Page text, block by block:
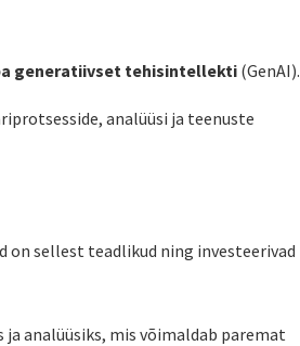
generatiivset tehisintellekti(GenAI).
analüüsi ja teenuste
on sellest teadlikud ning investeerivad
analüüsiks, mis võimaldab paremat